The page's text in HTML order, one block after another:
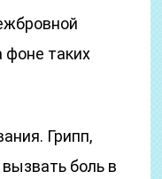
фоне таких
Грипп,
боль в